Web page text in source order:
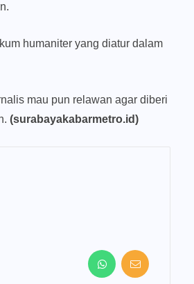
humaniter yang diatur dalam
mau pun relawan agar diberi
(surabayakabarmetro.id)